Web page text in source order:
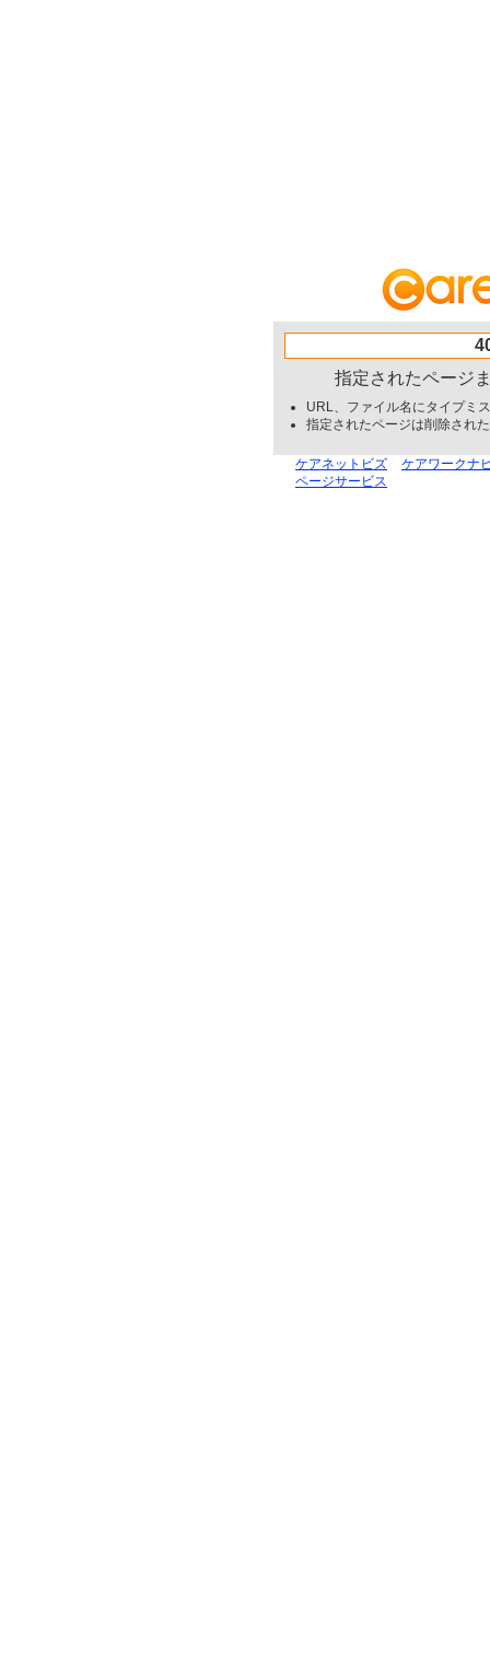
指定されたページ
URL、ファイル名にタイプミ
指定されたページは削除され
ケアネットビズ
ケアワークナ
ページサービス